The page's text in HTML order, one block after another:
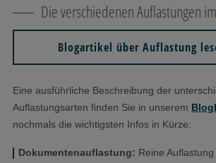
Die verschiedenen Auflastungen
Blogartikel über Auflastung
Eine ausführliche Beschreibung der
Auflastungsarten finden Sie in unserem
nochmals die wichtigsten Infos in Kürze:
Dokumentenauflastung: Reine